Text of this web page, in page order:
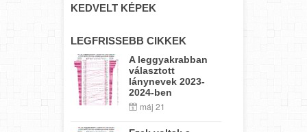
KEDVELT KÉPEK
LEGFRISSEBB CIKKEK
A leggyakrabban
választott
lánynevek 2023-
2024-ben
máj 21